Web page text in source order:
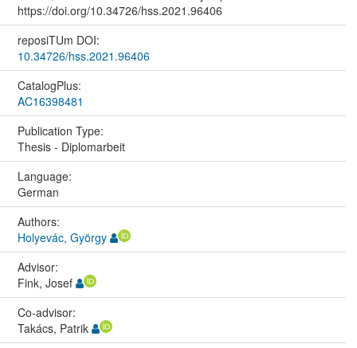
https://doi.org/10.34726/hss.2021.96406
reposiTUm DOI:
10.34726/hss.2021.96406
CatalogPlus:
AC16398481
Publication Type:
Thesis - Diplomarbeit
Language:
German
Authors:
Holyevác, György
Advisor:
Fink, Josef
Co-advisor:
Takács, Patrik